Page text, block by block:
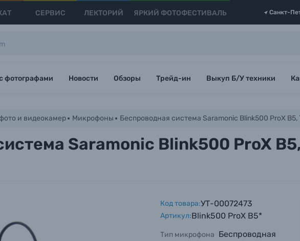
СЕРВИС ЛЕКТОРИЙ ЯРКИЙ ФОТОФЕСТИВАЛЬ Санкт-
фотографами Новости Обзоры Трейд-ин Выкуп Б/У техники
и видеокамер Микрофоны Беспроводная система Saramonic Blink500 ProX B5,
Saramonic Blink500 ProX B5,
Код товара:УТ-00072473
Артикул:Blink500 ProX B5*
Тип микрофона Беспроводная